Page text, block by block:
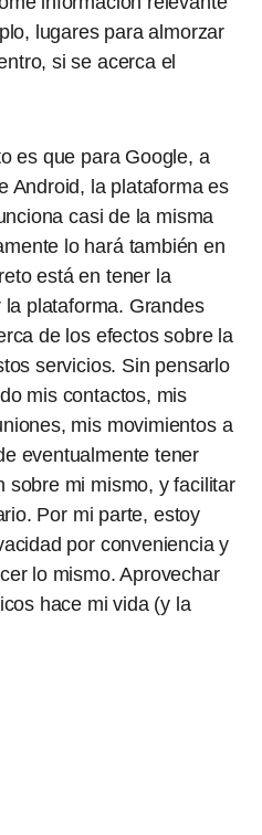
lugares para almorzar
si se acerca el
es que para Google, a
Android, la plataforma es
casi de la misma
lo hará también en
está en tener la
plataforma. Grandes
de los efectos sobre la
servicios. Sin pensarlo
mis contactos, mis
mis movimientos a
eventualmente tener
sobre mi mismo, y facilitar
Por mi parte, estoy
por conveniencia y
lo mismo. Aprovechar
hace mi vida (y la